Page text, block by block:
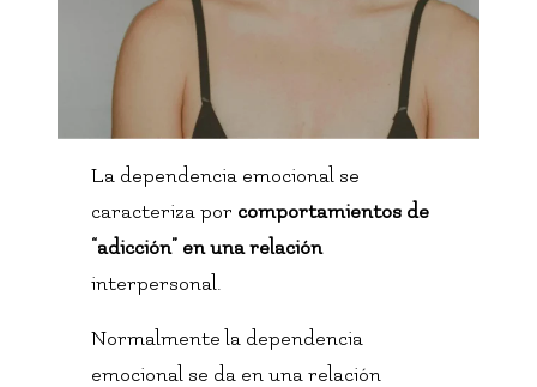
La dependencia emocional se
caracteriza por comportamientos de
“adicción” en una relación
interpersonal.
Normalmente la dependencia
emocional se da en una relación